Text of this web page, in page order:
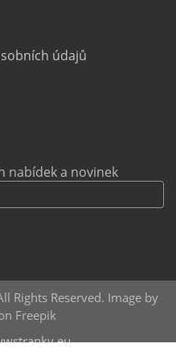
Berlín.
(BER) je hlavním
cestovatele mířící do
omezení, pronájem
údajů
nabídek a novinek
Rights Reserved. Image by
Freepik